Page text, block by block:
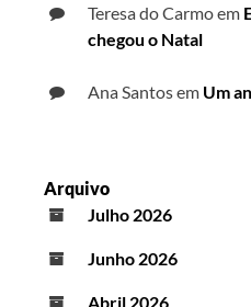
Teresa do Carmoem
chegou o Natal
Ana Santosem Um
Arquivo
Julho 2026
Junho 2026
Abril 2026